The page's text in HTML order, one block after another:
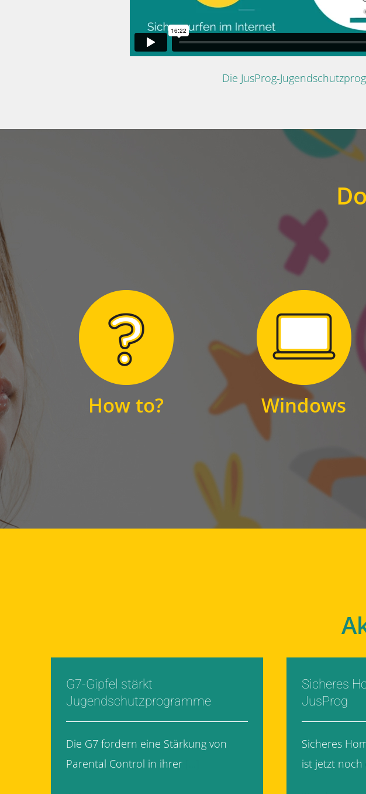
Die JusProg-
How to?
Hier finden Sie
Windows
Zum Download
für Windows
G7-Gipfel stärkt
Jugendschutzprogramme
Die G7 fordern eine Stärkung von
Parental Control in ihrer
Sicheres
JusProg
Sicheres
ist jetzt noch